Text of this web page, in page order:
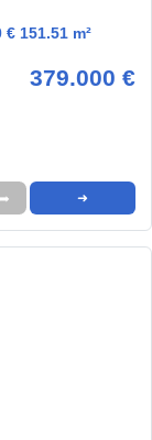
151.51 m²
379.000 €
➦ ➜